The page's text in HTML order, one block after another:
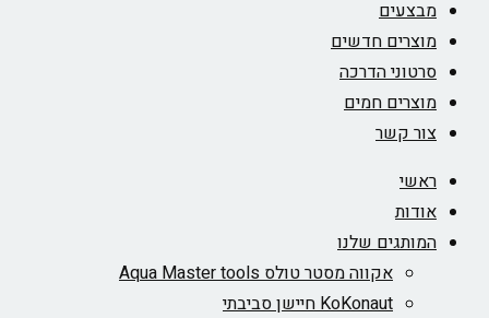
מבצעים
מוצרים חדשים
סרטוני הדרכה
מוצרים חמים
צור קשר
ראשי
אודות
המותגים שלנו
אקווה מסטר טולס Aqua Master tools
KoKonaut חיישן סביבתי